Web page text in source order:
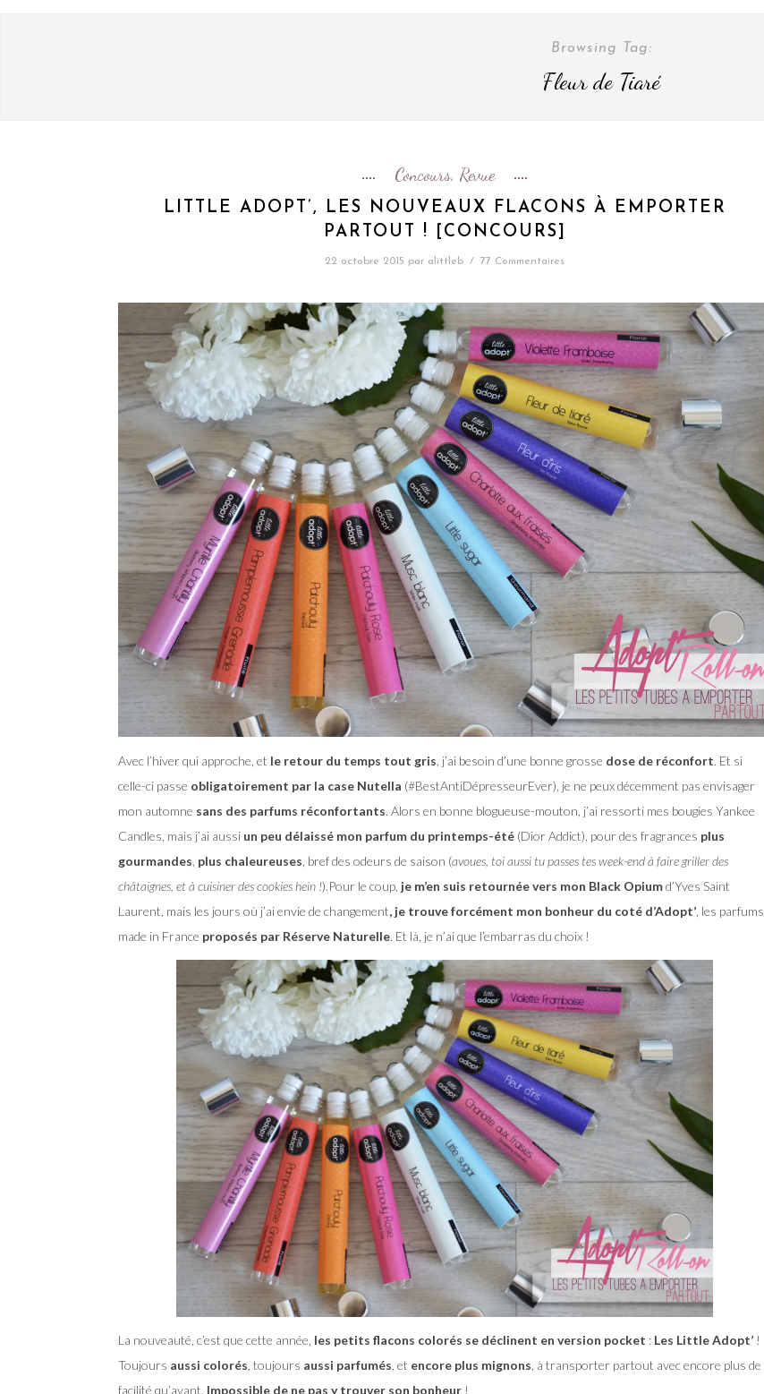
Browsing Tag:
Fleur de Tiaré
Concours, Revue
LITTLE ADOPT’, LES NOUVEAUX FLACONS À EMPORTER
PARTOUT ! [CONCOURS]
22 octobre 2015 par alittleb / 77 Commentaires
Avec l’hiver qui approche, et le retour du temps tout gris , j’ai besoin d’une bonne grosse dose de réconfort. Et si
celle-ci passe obligatoirement par la case Nutella (#BestAntiDépresseurEver), je ne peux décemment pas envisager
mon automne sans des parfums réconfortants. Alors en bonne blogueuse-mouton, j’ai ressorti mes bougies Yankee
Candles, mais j’ai aussi un peu délaissé mon parfum du printemps-été (Dior Addict), pour des fragrances plus
gourmandes plus chaleureuses , bref des odeurs de saison (avoues, toi aussi tu passes tes week-end à faire griller des
châtaignes, et à cuisiner des cookies hein !).Pour le coup, je m’en suis retournée vers mon Black Opiumd’Yves Saint
Laurent, mais les jours où j’ai envie de changement, je trouve forcément mon bonheur du coté d’Adopt’ , les parfums
made in France proposés par Réserve Naturelle. Et là, je n’ai que l’embarras du choix !
La nouveauté, c’est que cette année, les petits flacons colorés se déclinent en version pocket : Les Little Adopt’ !
Toujours aussi colorés , toujours aussi parfumés , et encore plus mignons , à transporter partout avec encore plus de
facilité qu’avant. Impossible de ne pas y trouver son bonheur !